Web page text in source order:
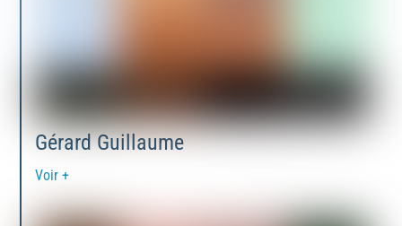
Gérard Guillaume
Voir +